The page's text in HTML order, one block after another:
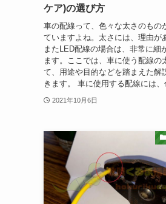
ケア)の選び方
車の配線って、色々な太さのもの
ていますよね。太さには、理由が
またLED配線の場合は、非常に細
ます。ここでは、車に使う配線の
て、用途や目的などを踏まえた解
きます。 車に使用する配線には、
2021年10月6日